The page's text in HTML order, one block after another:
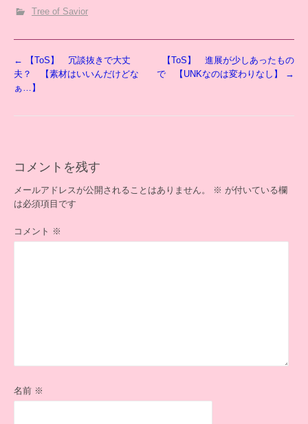
Tree of Savior
投
稿
ナ
ゲ
ョ
ン
←
【ToS】 冗談抜きで大丈
夫？ 【素材はいいんだけどな
ぁ…】
【ToS】 進展が少しあったもの
で 【UNKなのは変わりなし】
→
コメントを残す
メールアドレスが公開されることはありません。 ※ が付いている欄
は必須項目です
コメント ※
名前 ※